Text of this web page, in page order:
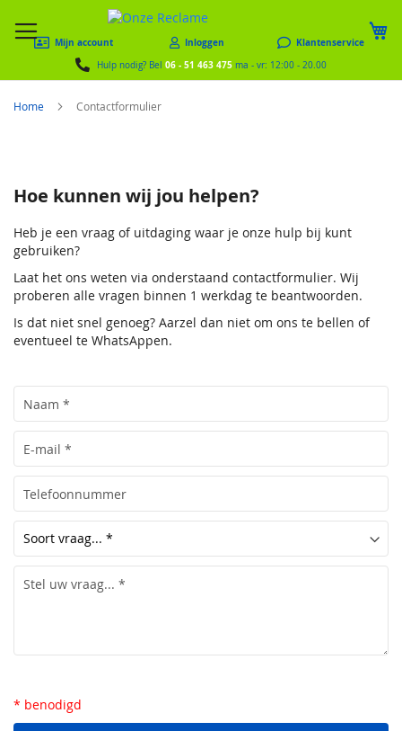
Mijn account Inloggen Klantenservice
Hulp nodig? Bel 06 - 51 463 475 ma - vr: 12:00 - 20.00
Home Contactformulier
Hoe kunnen wij jou helpen?
Heb je een vraag of uitdaging waar je onze hulp bij kunt
gebruiken?
Laat het ons weten via onderstaand contactformulier. Wij
proberen alle vragen binnen 1 werkdag te beantwoorden.
Is dat niet snel genoeg? Aarzel dan niet om ons te bellen of
eventueel te WhatsAppen.
* benodigd